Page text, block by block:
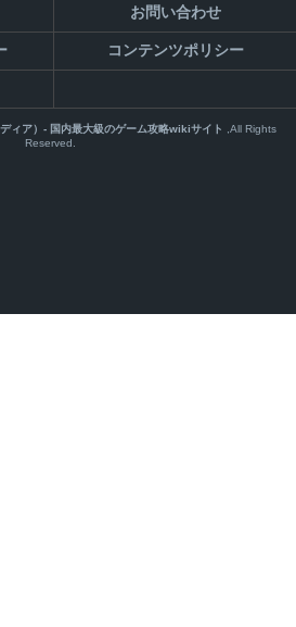
お問い合わせ
コンテンツポリシー
ィア）- 国内最大級のゲーム攻略wikiサイト
,All Rights
Reserved.